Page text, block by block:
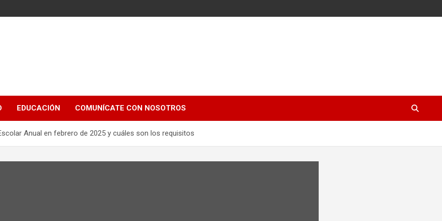
EDUCACIÓN COMUNÍCATE CON NOSOTROS
Anual en febrero de 2025 y cuáles son los requisitos